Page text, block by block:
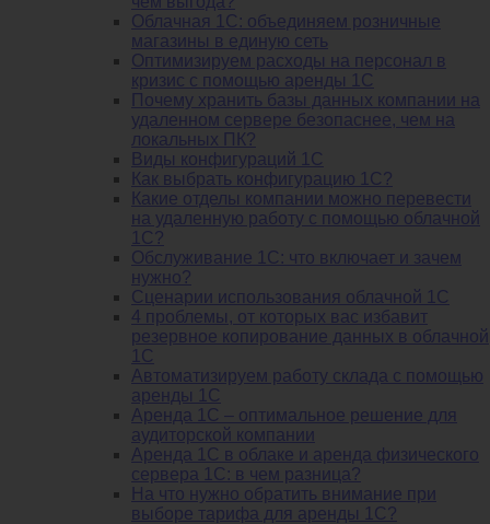
Облачная 1С: объединяем розничные
магазины в единую сеть
Оптимизируем расходы на персонал в
кризис с помощью аренды 1С
Почему хранить базы данных компании на
удаленном сервере безопаснее, чем на
локальных ПК?
Виды конфигураций 1С
Как выбрать конфигурацию 1С?
Какие отделы компании можно перевести
на удаленную работу с помощью облачной
1С?
Обслуживание 1С: что включает и зачем
нужно?
Сценарии использования облачной 1С
4 проблемы, от которых вас избавит
резервное копирование данных в облачной
1С
Автоматизируем работу склада с помощью
аренды 1С
Аренда 1С – оптимальное решение для
аудиторской компании
Аренда 1С в облаке и аренда физического
сервера 1С: в чем разница?
На что нужно обратить внимание при
выборе тарифа для аренды 1С?